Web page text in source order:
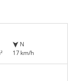
N
17 km/h